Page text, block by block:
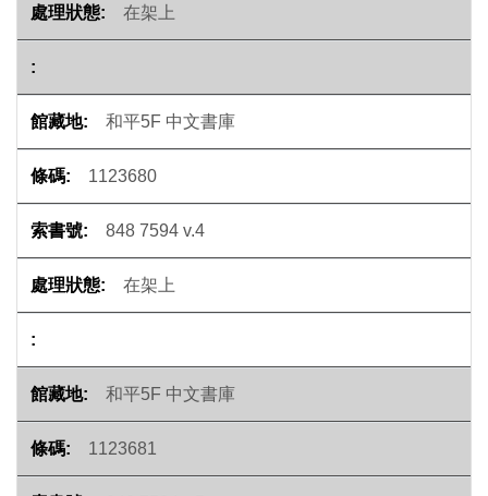
在架上
和平5F 中文書庫
1123680
848 7594 v.4
在架上
和平5F 中文書庫
1123681